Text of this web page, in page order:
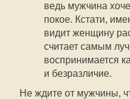
ведь мужчина
покое. Кстати,
видит женщину
считает самым
воспринимается
и безразличие.
Не ждите от мужчины,